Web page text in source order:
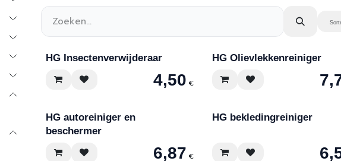
HG Insectenverwijderaar
4,50 €
HG Olievlekkenreiniger
HG autoreiniger en
beschermer
6,87 €
HG bekledingreiniger